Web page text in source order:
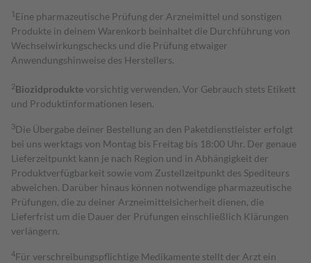
1 Eine pharmazeutische Prüfung der Arzneimittel und sonstigen
Produkte in deinem Warenkorb beinhaltet die Durchführung von
Wechselwirkungschecks und die Prüfung etwaiger
Anwendungshinweise des Herstellers.
2Biozidproduktevorsichtig verwenden. Vor Gebrauch stets Etikett
und Produktinformationen lesen.
3Die Übergabe deiner Bestellung an den Paketdienstleister erfolgt
bei uns werktags von Montag bis Freitag bis 18:00 Uhr. Der genaue
Lieferzeitpunkt kann je nach Region und in Abhängigkeit der
Produktverfügbarkeit sowie vom Zustellzeitpunkt des Spediteurs
abweichen. Darüber hinaus können notwendige pharmazeutische
Prüfungen, die zu deiner Arzneimittelsicherheit dienen, die
Lieferfrist um die Dauer der Prüfungen einschließlich Klärungen
verlängern.
4Für verschreibungspflichtige Medikamente stellt der Arzt ein